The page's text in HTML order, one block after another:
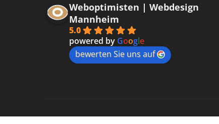
Weboptimisten | Webdesign
Mannheim
5.0
powered by Google
bewerten Sie uns auf